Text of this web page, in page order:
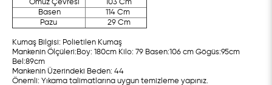
Omuz Çevresi
103 Cm
Basen
114 Cm
Pazu
29 Cm
Kumaş Bilgisi: Polietilen Kumaş
Mankenin Ölçüleri:Boy: 180cm Kilo: 79 Basen:106 cm Gögüs:95cm
Bel:89cm
Mankenin Üzerindeki Beden: 44
Önemli: Yıkama talimatlarına uygun temizleme yapınız.